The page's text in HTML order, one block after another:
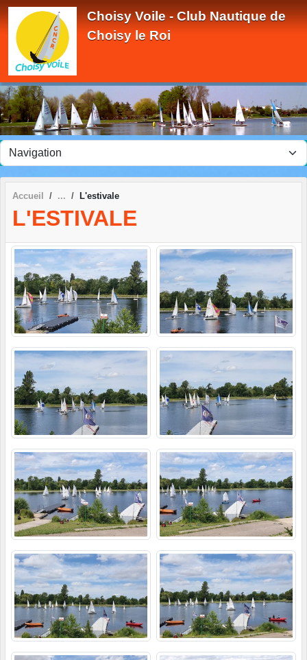
Choisy Voile - Club Nautique de
Choisy le Roi
Accueil L'estivale
L'ESTIVALE
Panneau de gestion des cookies